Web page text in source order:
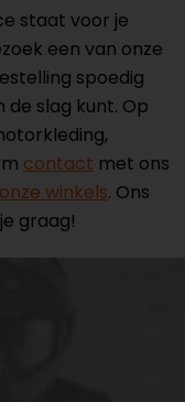
staat voor je
een van onze
spoedig
slag kunt. Op
contact met ons
winkels. Ons
graag!